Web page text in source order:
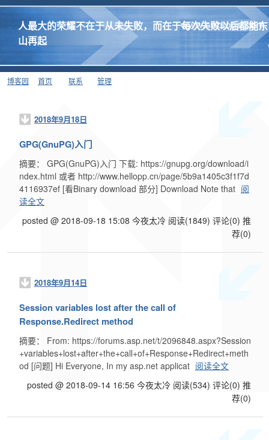
人最大的荣耀不在于从未失败，而在于每次失败以后都能东
山再起
博客园 首页 联系 管理
2018年9月18日
GPG(GnuPG)入门
摘要： GPG(GnuPG)入门 下载: https://gnupg.org/download/i
ndex.html 或者 http://www.hellopp.cn/page/5b9a1405c3f1f7d
4116937ef [看Binary download 部分] Download Note that 阅
读全文
posted @ 2018-09-18 15:08 今夜太冷 阅读(1849) 评论(0) 推
荐(0)
2018年9月14日
Session variables lost after the call of
Response.Redirect method
摘要： From: https://forums.asp.net/t/2096848.aspx?Session
+variables+lost+after+the+call+of+Response+Redirect+meth
od [问题] Hi Everyone, In my asp.net applicat 阅读全文
posted @ 2018-09-14 16:56 今夜太冷 阅读(534) 评论(0) 推
荐(0)